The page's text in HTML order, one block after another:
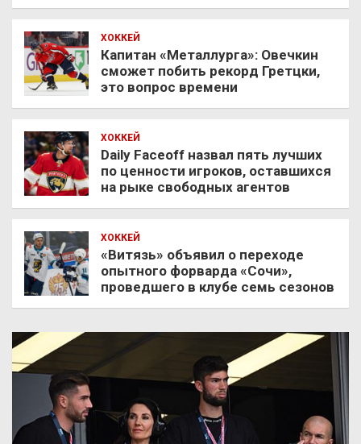
ХОККЕЙ
Капитан «Металлурга»: Овечкин
сможет побить рекорд Гретцки,
это вопрос времени
ХОККЕЙ
Daily Faceoff назвал пять лучших
по ценности игроков, оставшихся
на рыке свободных агентов
ХОККЕЙ
«Витязь» объявил о переходе
опытного форварда «Сочи»,
проведшего в клубе семь сезонов